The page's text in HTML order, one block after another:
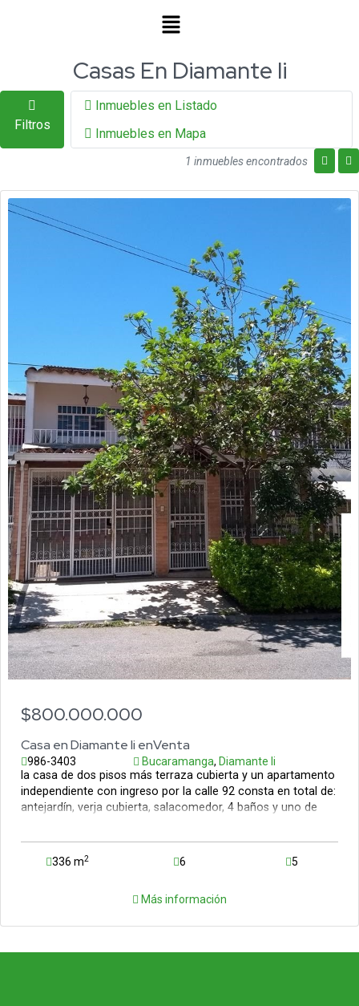
Casas En Diamante Ii
Filtros
Inmuebles en Listado
Inmuebles en Mapa
1 inmuebles encontrados
$800.000.000
Casa en Diamante Ii enVenta
986-3403 Bucaramanga, Diamante Ii
la casa de dos pisos más terraza cubierta y un apartamento
independiente con ingreso por la calle 92 consta en total de:
antejardín, verja cubierta, salacomedor, 4 baños y uno de
para dos carros, zonas amplias de trabajo,2 balcones,
estudio y puerta que comunica al segundo piso y a la calle
todas las dependencias. en el tercer piso hay una terraza
336 m2 6 5
Más información